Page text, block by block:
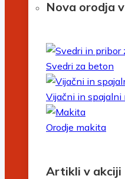
Nova orodja
Svedri za beton
Vijačni in spajalni
Orodje makita
Artikli v akciji